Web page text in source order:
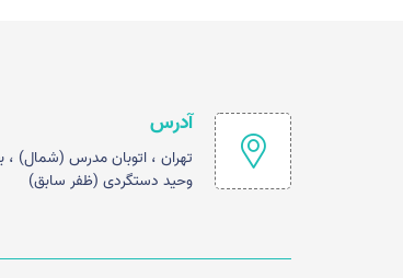
آدرس
تهران ، اتوبان مدرس (شمال) ،
وحید دستگردی (ظفر سابق)